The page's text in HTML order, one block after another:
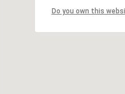
Do you own this